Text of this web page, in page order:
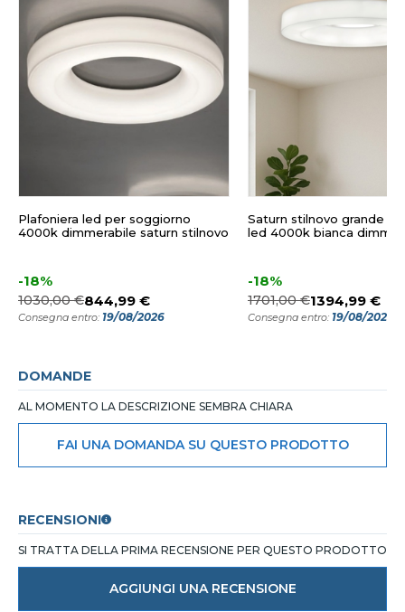
Plafoniera led per soggiorno
4000k dimmerabile saturn stilnovo
-18%
1030,00 €844,99 €
Consegna entro: 19/08/2026
Saturn stilnovo grande
led 4000k bianca
-18%
1701,00 €1394,99 €
Consegna entro: 19/08/2026
DOMANDE
AL MOMENTO LA DESCRIZIONE SEMBRA CHIARA
FAI UNA DOMANDA SU QUESTO PRODOTTO
RECENSIONI
SI TRATTA DELLA PRIMA RECENSIONE PER QUESTO PRODOTTO
AGGIUNGI UNA RECENSIONE